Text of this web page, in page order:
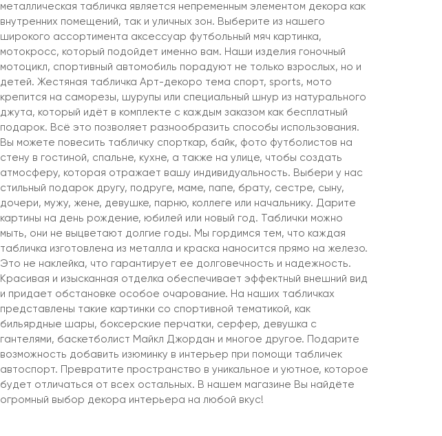
металлическая табличка является непременным элементом декора как
внутренних помещений, так и уличных зон. Выберите из нашего
широкого ассортимента аксессуар футбольный мяч картинка,
мотокросс, который подойдет именно вам. Наши изделия гоночный
мотоцикл, спортивный автомобиль порадуют не только взрослых, но и
детей. Жестяная табличка Арт-декоро тема спорт, sports, мото
крепится на саморезы, шурупы или специальный шнур из натурального
джута, который идёт в комплекте с каждым заказом как бесплатный
подарок. Всё это позволяет разнообразить способы использования.
Вы можете повесить табличку спорткар, байк, фото футболистов на
стену в гостиной, спальне, кухне, а также на улице, чтобы создать
атмосферу, которая отражает вашу индивидуальность. Выбери у нас
стильный подарок другу, подруге, маме, папе, брату, сестре, сыну,
дочери, мужу, жене, девушке, парню, коллеге или начальнику. Дарите
картины на день рождение, юбилей или новый год. Таблички можно
мыть, они не выцветают долгие годы. Мы гордимся тем, что каждая
табличка изготовлена из металла и краска наносится прямо на железо.
Это не наклейка, что гарантирует ее долговечность и надежность.
Красивая и изысканная отделка обеспечивает эффектный внешний вид
и придает обстановке особое очарование. На наших табличках
представлены такие картинки со спортивной тематикой, как
бильярдные шары, боксерские перчатки, серфер, девушка с
гантелями, баскетболист Майкл Джордан и многое другое. Подарите
возможность добавить изюминку в интерьер при помощи табличек
автоспорт. Превратите пространство в уникальное и уютное, которое
будет отличаться от всех остальных. В нашем магазине Вы найдёте
огромный выбор декора интерьера на любой вкус!